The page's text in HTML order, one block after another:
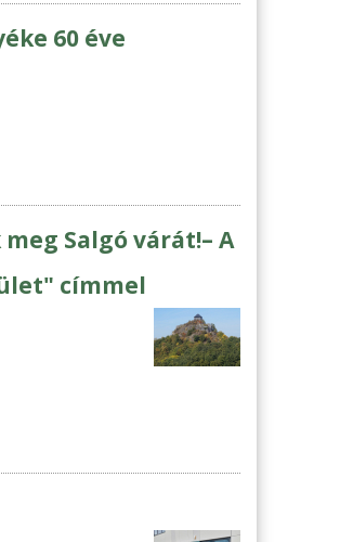
60 éve
Salgó várát!– A
címmel